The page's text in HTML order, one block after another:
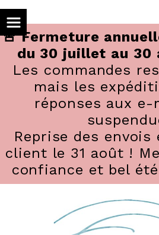
🚨 Fermeture
du 30 juillet au 30
Les commandes
mais les
réponses aux
Reprise des
client le 31 août !
confiance et bel